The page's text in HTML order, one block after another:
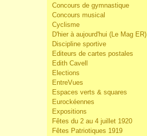
Concours de gymnastique
Concours musical
Cyclisme
D'hier à aujourd'hui (Le Mag ER)
Discipline sportive
Editeurs de cartes postales
Edith Cavell
Elections
EntreVues
Espaces verts & squares
Eurockéennes
Expositions
Fêtes du 2 au 4 juillet 1920
Fêtes Patriotiques 1919